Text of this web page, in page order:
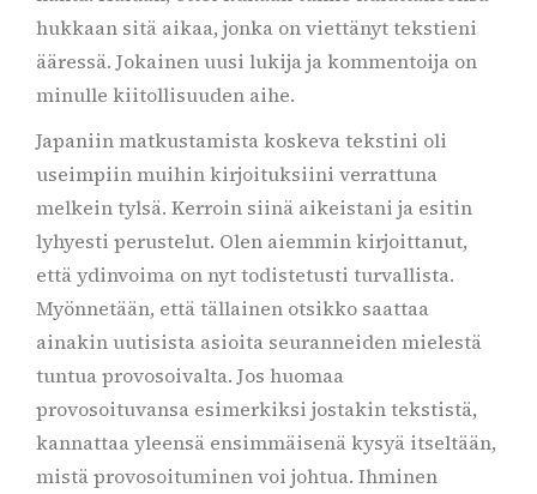
hukkaan sitä aikaa, jonka on viettänyt tekstieni
ääressä. Jokainen uusi lukija ja kommentoija on
minulle kiitollisuuden aihe.
Japaniin matkustamista koskeva tekstini oli
useimpiin muihin kirjoituksiini verrattuna
melkein tylsä. Kerroin siinä aikeistani ja esitin
lyhyesti perustelut. Olen aiemmin kirjoittanut,
että ydinvoima on nyt todistetusti turvallista.
Myönnetään, että tällainen otsikko saattaa
ainakin uutisista asioita seuranneiden mielestä
tuntua provosoivalta. Jos huomaa
provosoituvansa esimerkiksi jostakin tekstistä,
kannattaa yleensä ensimmäisenä kysyä itseltään,
mistä provosoituminen voi johtua. Ihminen